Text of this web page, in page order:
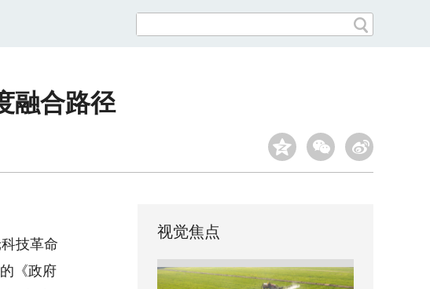
融合路径
技革命
《政府
视觉焦点